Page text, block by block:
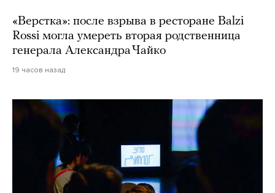
«Верстка»: после взрыва в ресторане Balzi
Rossi могла умереть вторая родственница
генерала Александра Чайко
19 часов назад